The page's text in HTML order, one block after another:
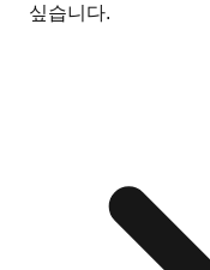
싶습니다.